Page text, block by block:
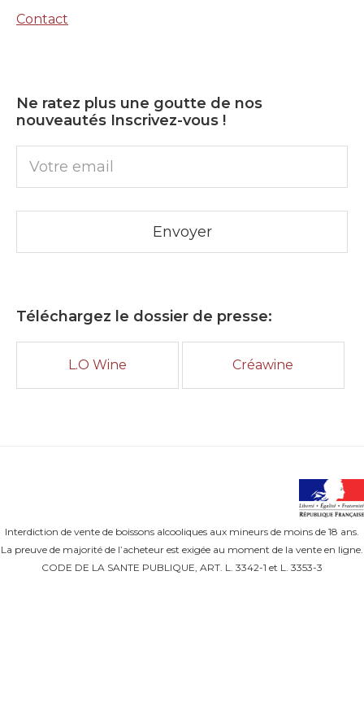
Contact
Ne ratez plus une goutte de nos
nouveautés Inscrivez-vous !
Téléchargez le dossier de presse:
L.O Wine Créawine
Interdiction de vente de boissons alcooliques aux mineurs de moins de 18 ans.
La preuve de majorité de l’acheteur est exigée au moment de la vente en ligne.
CODE DE LA SANTE PUBLIQUE, ART. L. 3342-1 et L. 3353-3